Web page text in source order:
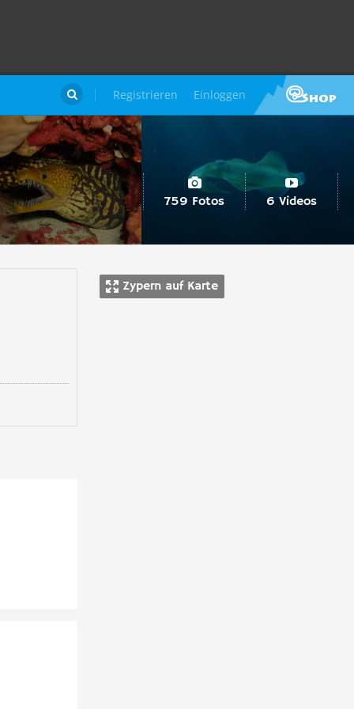
Registrieren Einloggen

759 Fotos 6 Videos
Zypern auf Karte